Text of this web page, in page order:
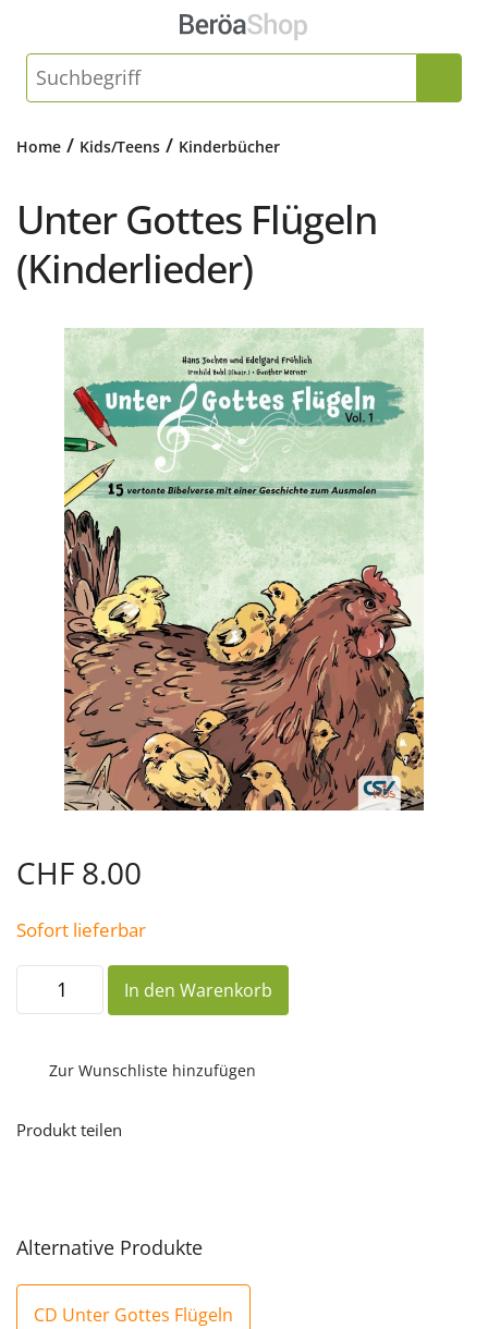
Home / Kids/Teens / Kinderbücher
Unter Gottes Flügeln
(Kinderlieder)
CHF 8.00
Sofort lieferbar
Unter
Gottes
Flügeln
In den Warenkorb
Zur Wunschliste hinzufügen
Produkt teilen
Alternative Produkte
CD Unter Gottes Flügeln